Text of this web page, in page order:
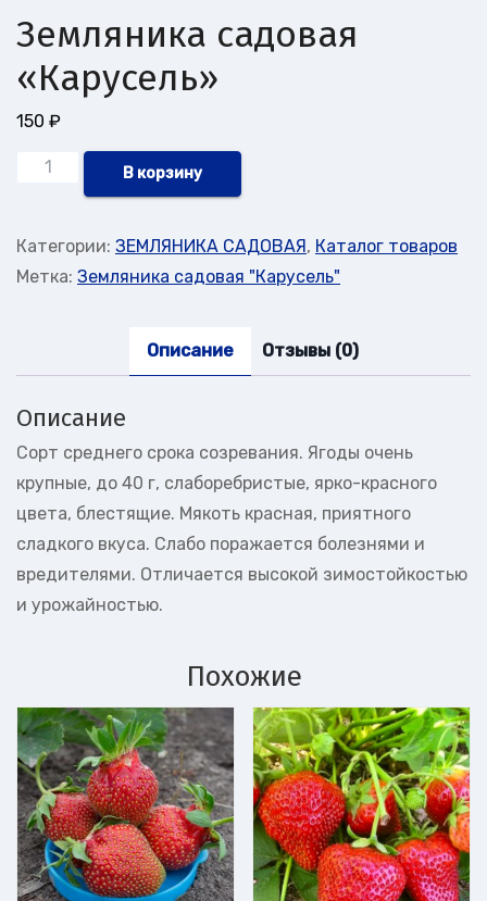
Земляника садовая
«Карусель»
150 ₽
Количество
садовая
"Карусель"
В корзину
Категории: ЗЕМЛЯНИКА САДОВАЯ, Каталог товаров
Метка: Земляника садовая "Карусель"
Описание Отзывы (0)
Описание
Сорт среднего срока созревания. Ягоды очень
крупные, до 40 г, слаборебристые, ярко-красного
цвета, блестящие. Мякоть красная, приятного
сладкого вкуса. Слабо поражается болезнями и
вредителями. Отличается высокой зимостойкостью
и урожайностью.
Похожие